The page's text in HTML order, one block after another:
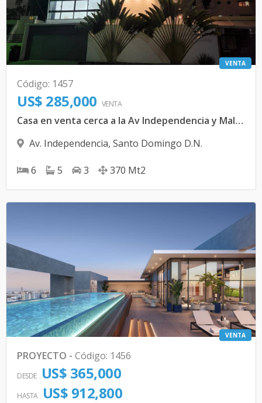
VENTA
Código: 1457
US$ 285,000 VENTA
Casa en venta cerca a la Av Independencia y Malecon
Av. Independencia, Santo Domingo D.N.
6 5 3 370 Mt2
VENTA
PROYECTO - Código: 1456
DESDE US$ 365,000
HASTA US$ 912,800